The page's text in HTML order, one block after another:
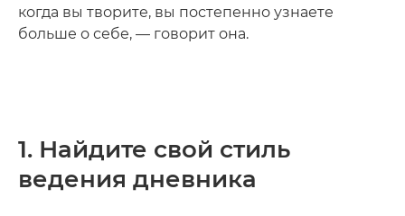
когда вы творите, вы постепенно узнаете
больше о себе, — говорит она.
1. Найдите свой стиль
ведения дневника